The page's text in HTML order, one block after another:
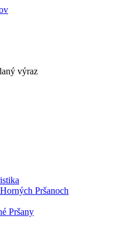
výraz
Pršanoch
Pršany